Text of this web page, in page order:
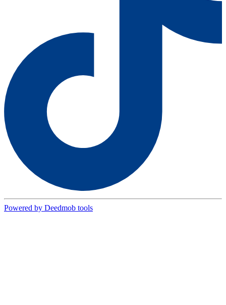
Powered by Deedmob tools